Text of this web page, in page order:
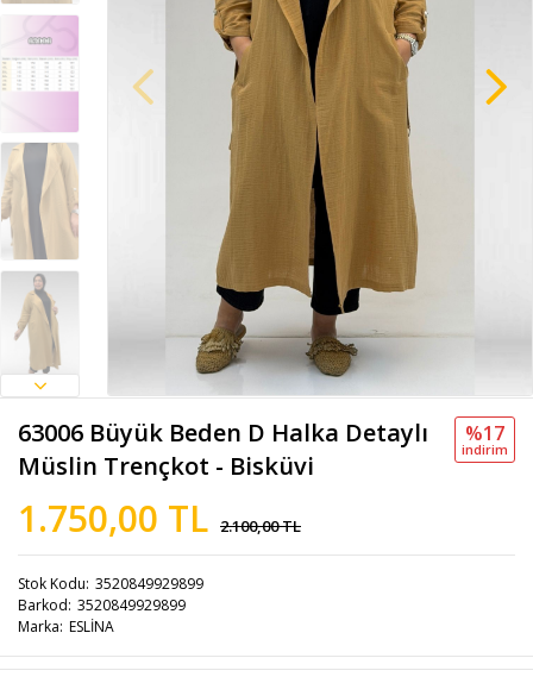
63006 Büyük Beden D Halka Detaylı
Müslin Trençkot - Bisküvi
1.750,00 TL 2.100,00 TL
%17
i̇ndi̇ri̇m
Stok Kodu 3520849929899
Barkod 3520849929899
Marka ESLİNA